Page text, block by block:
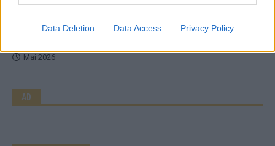
Data Deletion Data Access Privacy Policy
Eurovision Song Contest 2026: Das erste Halbfinale – der
Mai 2026
AD